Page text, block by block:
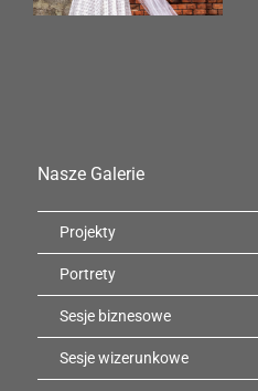
Nasze Galerie
Projekty
Portrety
Sesje biznesowe
Sesje wizerunkowe